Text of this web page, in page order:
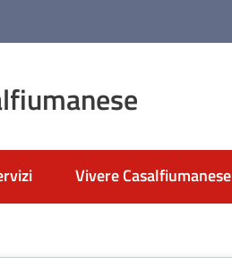
Vivere Casalfiumanese